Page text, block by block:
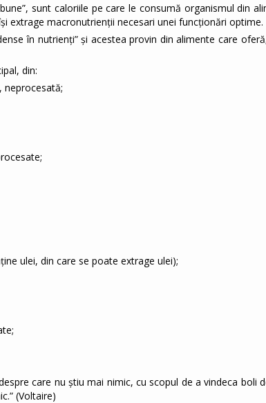
sunt caloriile pe care le consumă organismul din
extrage macronutrienții necesari unei funcționări optime.
în nutrienți” și acestea provin din alimente care
din:
neprocesată;
ulei, din care se poate extrage ulei);
care nu ştiu mai nimic, cu scopul de a vindeca boli
(Voltaire)